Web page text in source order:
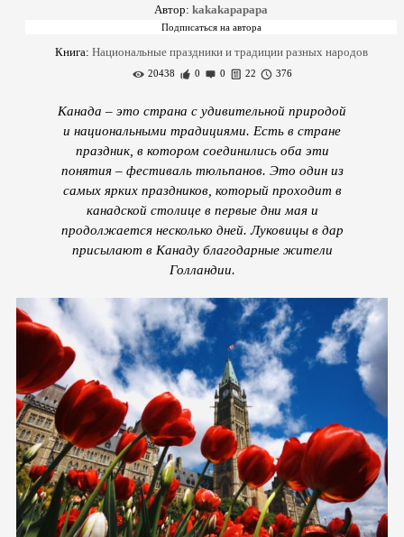
Автор: kakakapapapa
Книга: Национальные праздники и традиции разных народов
20438 0 0 22 376
Канада – это страна с удивительной природой
и национальными традициями. Есть в стране
праздник, в котором соединились оба эти
понятия – фестиваль тюльпанов. Это один из
самых ярких праздников, который проходит в
канадской столице в первые дни мая и
продолжается несколько дней. Луковицы в дар
присылают в Канаду благодарные жители
Голландии.